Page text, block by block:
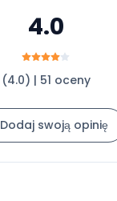
4.0
(4.0) | 51 oceny
Dodaj swoją opinię